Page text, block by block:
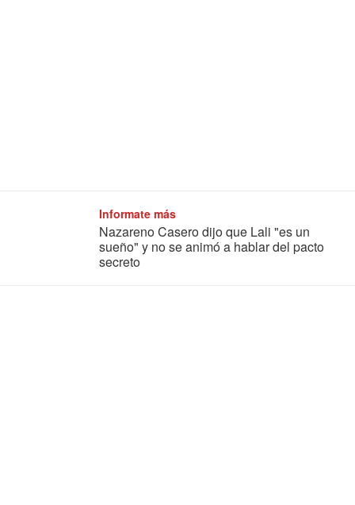
Informate más
Nazareno Casero dijo que Lali "es un
sueño" y no se animó a hablar del pacto
secreto